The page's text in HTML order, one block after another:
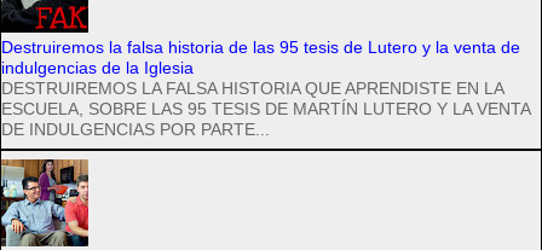
Destruiremos la falsa historia de las 95 tesis de Lutero y la venta de
indulgencias de la Iglesia
DESTRUIREMOS LA FALSA HISTORIA QUE APRENDISTE EN LA
ESCUELA, SOBRE LAS 95 TESIS DE MARTÍN LUTERO Y LA VENTA
DE INDULGENCIAS POR PARTE...